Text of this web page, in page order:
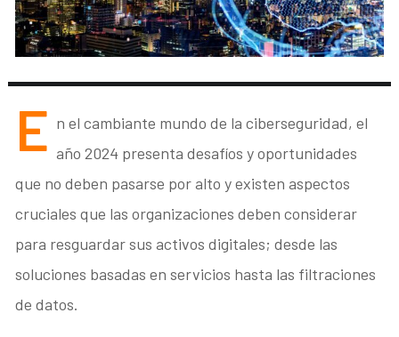
E n el cambiante mundo de la ciberseguridad, el
año 2024 presenta desafíos y oportunidades
que no deben pasarse por alto y existen aspectos
cruciales que las organizaciones deben considerar
para resguardar sus activos digitales; desde las
soluciones basadas en servicios hasta las filtraciones
de datos.